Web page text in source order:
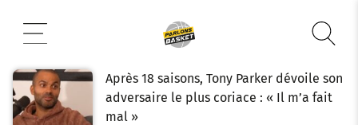
contenu
Après 18 saisons, Tony Parker dévoile son
adversaire le plus coriace : « Il m’a fait
mal »